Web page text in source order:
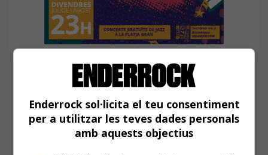
Enderrock sol·licita el teu consentiment
per a utilitzar les teves dades personals
amb aquests objectius